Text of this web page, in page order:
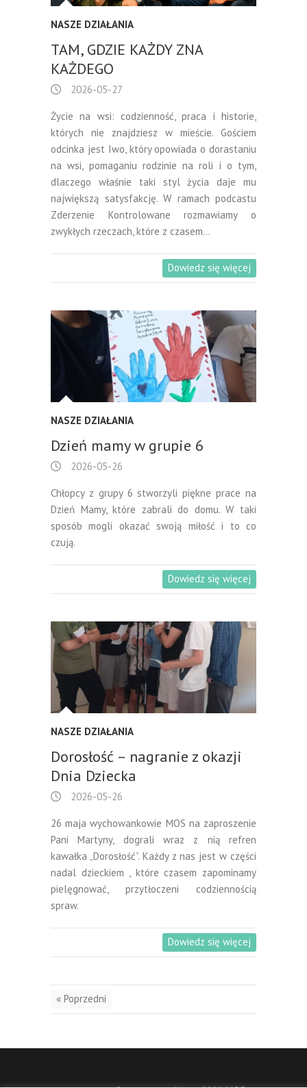
NASZE DZIAŁANIA
TAM, GDZIE KAŻDY ZNA
KAŻDEGO
2026-05-27
Życie na wsi: codzienność, praca i historie,
których nie znajdziesz w mieście. Gościem
odcinka jest Iwo, który opowiada o dorastaniu
na wsi, pomaganiu rodzinie na roli i o tym,
dlaczego właśnie taki styl życia daje mu
największą satysfakcję. W ramach podcastu
Zderzenie Kontrolowane rozmawiamy o
zwykłych rzeczach, które z czasem…
Dowiedz się więcej
NASZE DZIAŁANIA
Dzień mamy w grupie 6
2026-05-26
Chłopcy z grupy 6 stworzyli piękne prace na
Dzień Mamy, które zabrali do domu. W taki
sposób mogli okazać swoją miłość i to co
czują.
Dowiedz się więcej
NASZE DZIAŁANIA
Dorosłość – nagranie z okazji
Dnia Dziecka
2026-05-26
26 maja wychowankowie MOS na zaproszenie
Pani Martyny, dograli wraz z nią refren
kawałka „Dorosłość”. Każdy z nas jest w części
nadal dzieckiem , które czasem zapominamy
pielęgnować, przytłoczeni codziennością
spraw.
Dowiedz się więcej
« Poprzedni